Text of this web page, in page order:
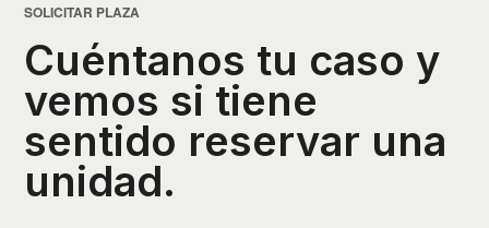
SOLICITAR PLAZA
Cuéntanos tu caso y
vemos si tiene
sentido reservar una
unidad.